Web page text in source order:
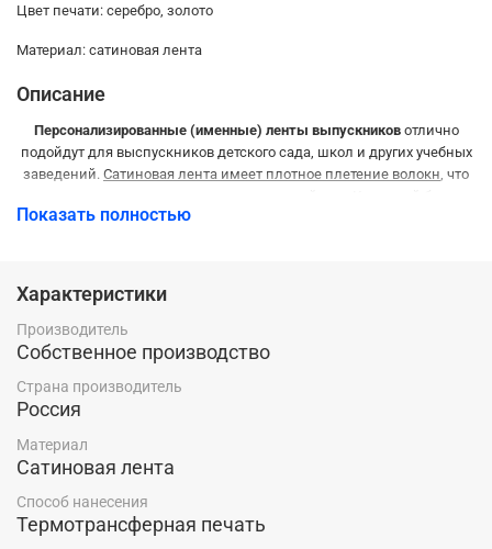
Цвет печати: серебро, золото
Материал: сатиновая лента
Описание
Персонализированные (именные) ленты выпускниковотлично
подойдут для выспускников детского сада, школ и других учебных
заведений. Сатиновая лента имеет плотное плетение волокн, что
ленты в сочетании с фольгированной печатью добавить
ленты без привязки к гендерному типу.
10-ти сантиметровая ширина ленты отлично подходит для
выпускников средних и старших классов, преподавателей.
Цвет нанесения:
При заказе от 10 штук действует система скидок!
комментарии к заказу. Надпись "классный руководитель" или
"первая учительница" так же указываете возле необходимого
Показать полностью
Характеристики
Производитель
Собственное производство
Страна производитель
Россия
Материал
Сатиновая лента
Способ нанесения
Термотрансферная печать